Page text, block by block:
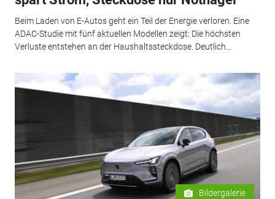
Beim Laden von E-Autos geht ein Teil der Energie verloren. Eine
ADAC-Studie mit fünf aktuellen Modellen zeigt: Die höchsten
Verluste entstehen an der Haushaltssteckdose. Deutlich...
Bildergalerie